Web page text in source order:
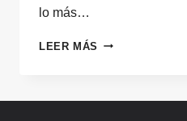
lo más…
LEER MÁS INNOVACIÓN